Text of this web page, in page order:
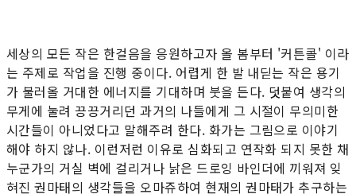
세상의 모든 작은 한걸음을 응원하고자 올 봄부터 '커튼콜' 이라
는 주제로 작업을 진행 중이다. 어렵게 한 발 내딛는 작은 용기
가 불러올 거대한 에너지를 기대하며 붓을 든다. 덧붙여 생각의
무게에 눌려 끙끙거리던 과거의 나들에게 그 시절이 무의미한
시간들이 아니었다고 말해주려 한다. 화가는 그림으로 이야기
해야 하지 않나. 이런저런 이유로 심화되고 연작화 되지 못한 채
누군가의 거실 벽에 걸리거나 낡은 드로잉 바인더에 끼워져 잊
혀진 권마태의 생각들을 오마쥬하여 현재의 권마태가 추구하는